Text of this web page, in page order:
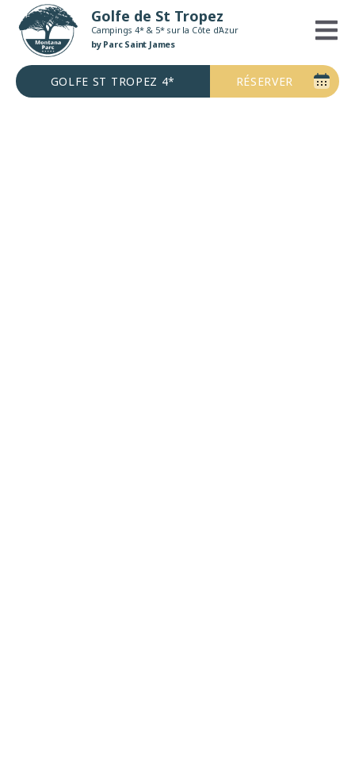
contenu
MONTANA PARC
Campings 4* & 5* sur la Côte d'Azur
by Parc Saint James
Golfe de St Tropez
Campings 4* & 5* sur la Côte d'Azur
by Parc Saint James
GOLFE ST TROPEZ 4* RÉSERVER